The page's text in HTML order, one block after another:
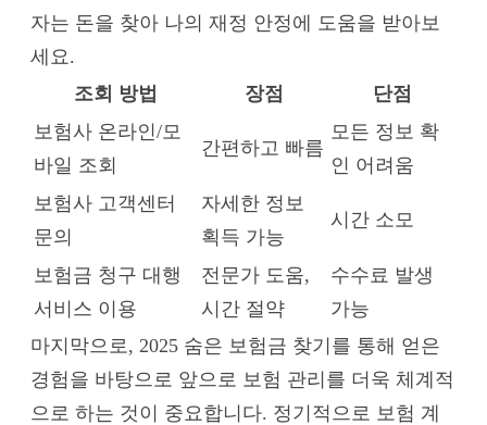
자는 돈을 찾아 나의 재정 안정에 도움을 받아보
세요.
조회 방법
장점
단점
보험사 온라인/모
바일 조회
간편하고 빠름
모든 정보 확
인 어려움
보험사 고객센터
문의
자세한 정보
획득 가능
시간 소모
보험금 청구 대행
서비스 이용
전문가 도움,
시간 절약
수수료 발생
가능
마지막으로, 2025 숨은 보험금 찾기를 통해 얻은
경험을 바탕으로 앞으로 보험 관리를 더욱 체계적
으로 하는 것이 중요합니다. 정기적으로 보험 계